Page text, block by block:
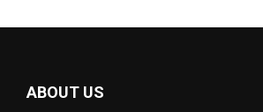
ABOUT US